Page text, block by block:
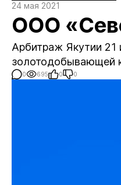
24 мая 2021
ООО
Арбитраж Якутии 21
золотодобывающей
0 695 0 0